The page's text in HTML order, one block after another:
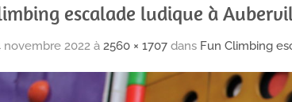
escalade ludique à
novembre 2022 à 2560 × 1707 dans Fun Climbing